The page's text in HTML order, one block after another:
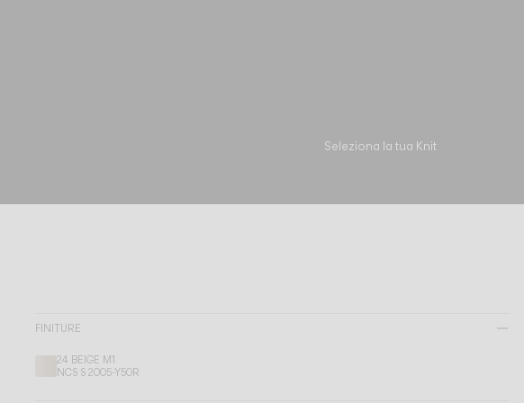
Seleziona la tua Knit
FINITURE
24 BEIGE M1
NCS S 2005-Y50R